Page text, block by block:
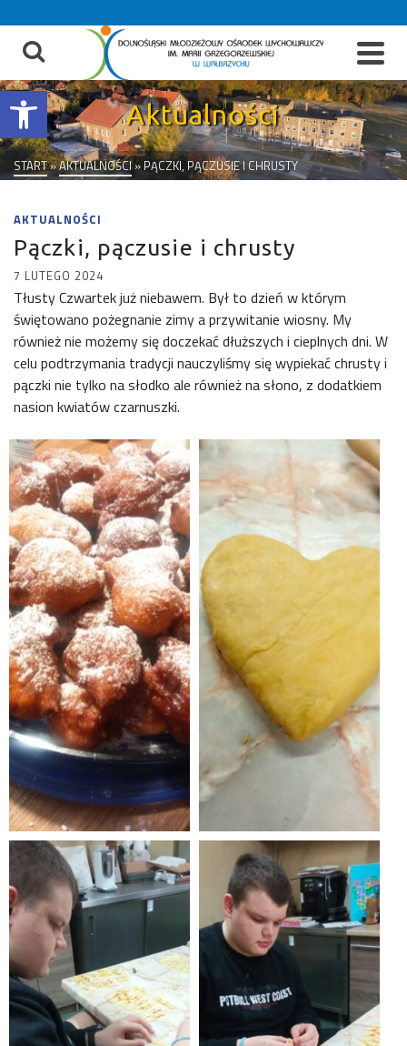
Otwórz pasek narzędzi
treści
Aktualności
START»AKTUALNOŚCI» PĄCZKI, PĄCZUSIE I CHRUSTY
AKTUALNOŚCI
Pączki, pączusie i chrusty
7 LUTEGO 2024
Tłusty Czwartek już niebawem. Był to dzień w którym
świętowano pożegnanie zimy a przywitanie wiosny. My
również nie możemy się doczekać dłuższych i cieplnych dni. W
celu podtrzymania tradycji nauczyliśmy się wypiekać chrusty i
pączki nie tylko na słodko ale również na słono, z dodatkiem
nasion kwiatów czarnuszki.